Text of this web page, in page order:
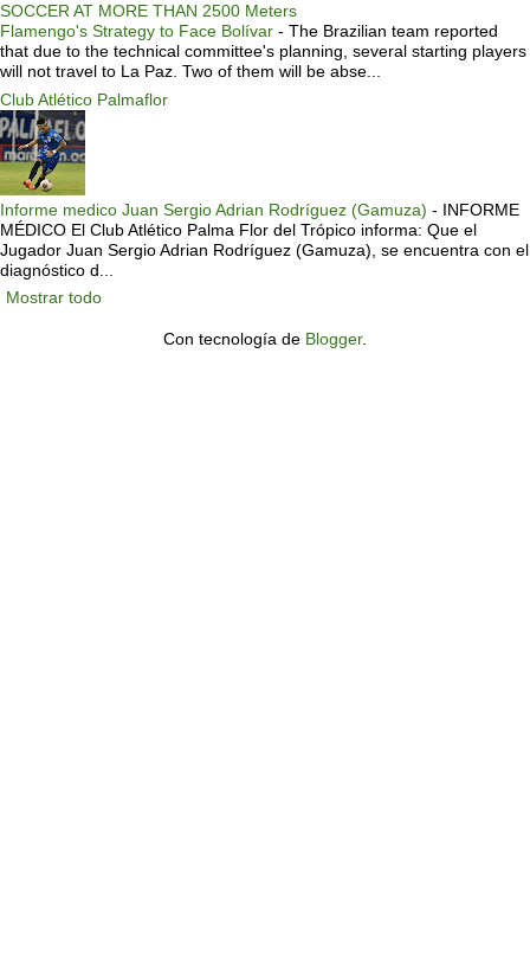
SOCCER AT MORE THAN 2500 Meters
Flamengo's Strategy to Face Bolívar - The Brazilian team reported
that due to the technical committee's planning, several starting players
will not travel to La Paz. Two of them will be abse...
Club Atlético Palmaflor
Informe medico Juan Sergio Adrian Rodríguez (Gamuza) - INFORME
MÉDICO El Club Atlético Palma Flor del Trópico informa: Que el
Jugador Juan Sergio Adrian Rodríguez (Gamuza), se encuentra con el
diagnóstico d...
Mostrar todo
Con tecnología de Blogger.